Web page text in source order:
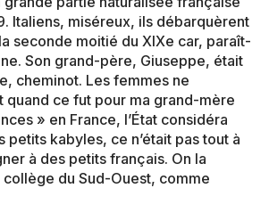
Italiens, miséreux, ils débarquèrent
seconde moitié du XIXe car, paraît-
Son grand-père, Giuseppe, était
cheminot. Les femmes ne
quand ce fut pour ma grand-mère
» en France, l’État considéra
petits kabyles, ce n’était pas tout à
à des petits français. On la
collège du Sud-Ouest, comme